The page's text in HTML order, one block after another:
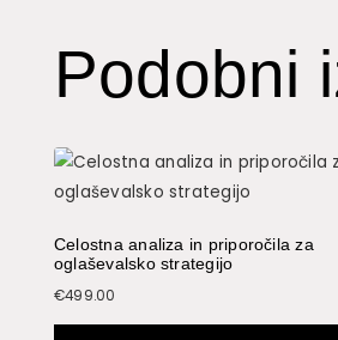
Podobni
Celostna analiza in priporočila za
oglaševalsko strategijo
€499.00